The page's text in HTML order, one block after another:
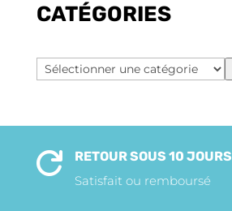
CATÉGORIES
Sélectionner
une

RETOUR SOUS 10 JOURS
Satisfait ou remboursé